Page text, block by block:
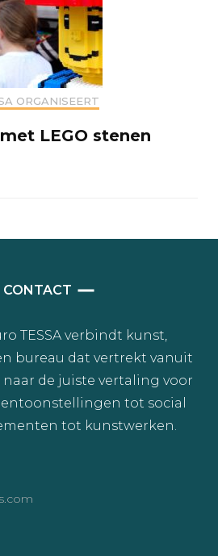
ORGANISEERT
LEGO stenen
CONTACT
TESSA verbindt kunst,
bureau dat vertrekt vanuit
de juiste vertaling voor
tot social
tot kunstwerken.